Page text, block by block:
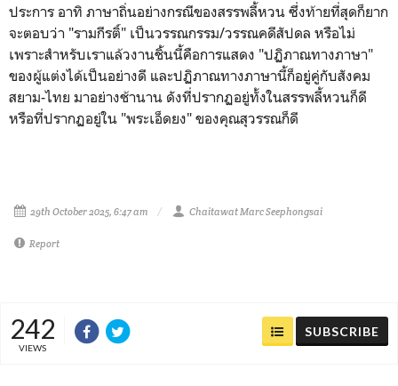
ประการ อาทิ ภาษาถิ่นอย่างกรณีของสรรพลี้หวน ซึ่งท้ายที่สุดก็ยาก
จะตอบว่า "รามกีรติ์" เป็นวรรณกรรม/วรรณคดีสัปดล หรือไม่
เพราะสำหรับเราแล้วงานชิ้นนี้คือการแสดง "ปฏิภาณทางภาษา"
ของผู้แต่งได้เป็นอย่างดี และปฏิภาณทางภาษานี้ก็อยู่คู่กับสังคม
สยาม-ไทย มาอย่างช้านาน ดังที่ปรากฏอยู่ทั้งในสรรพลี้หวนก็ดี
หรือที่ปรากฏอยู่ใน "พระเอ็ดยง" ของคุณสุวรรณก็ดี
29th October 2025, 6:47 am Chaitawat Marc Seephongsai
Report
242
VIEWS
SUBSCRIBE